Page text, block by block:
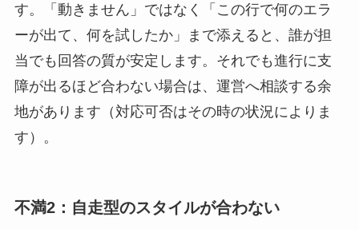
す。「動きません」ではなく「この行で何のエラ
ーが出て、何を試したか」まで添えると、誰が担
当でも回答の質が安定します。それでも進行に支
障が出るほど合わない場合は、運営へ相談する余
地があります（対応可否はその時の状況によりま
す）。
不満2：自走型のスタイルが合わない